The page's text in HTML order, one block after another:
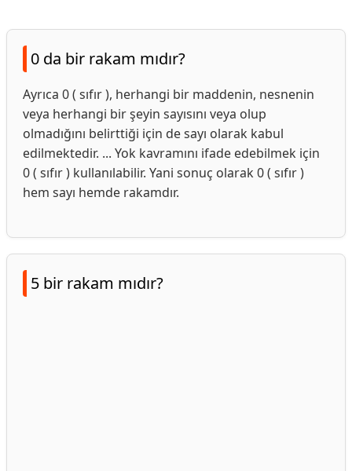
0 da bir rakam mıdır?
Ayrıca 0 ( sıfır ), herhangi bir maddenin, nesnenin
veya herhangi bir şeyin sayısını veya olup
olmadığını belirttiği için de sayı olarak kabul
edilmektedir. ... Yok kavramını ifade edebilmek için
0 ( sıfır ) kullanılabilir. Yani sonuç olarak 0 ( sıfır )
hem sayı hemde rakamdır.
5 bir rakam mıdır?